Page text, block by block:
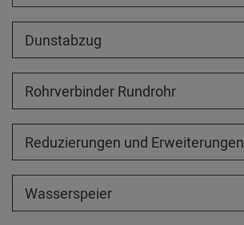
Dunstabzug
Rohrverbinder Rundrohr
Reduzierungen und Erweiterungen
Wasserspeier